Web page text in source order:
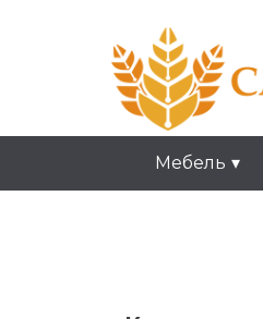
Мебель